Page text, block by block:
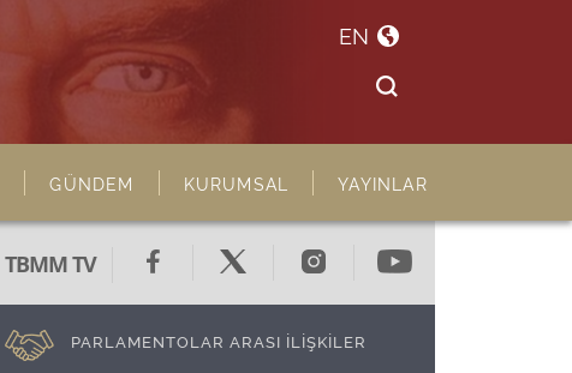
EN
GÜNDEM KURUMSAL YAYINLAR
TBMM TV
PARLAMENTOLAR ARASI İLİŞKİLER